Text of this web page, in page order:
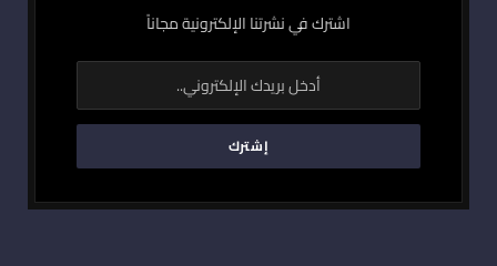
اشترك في نشرتنا الإلكترونية مجاناً